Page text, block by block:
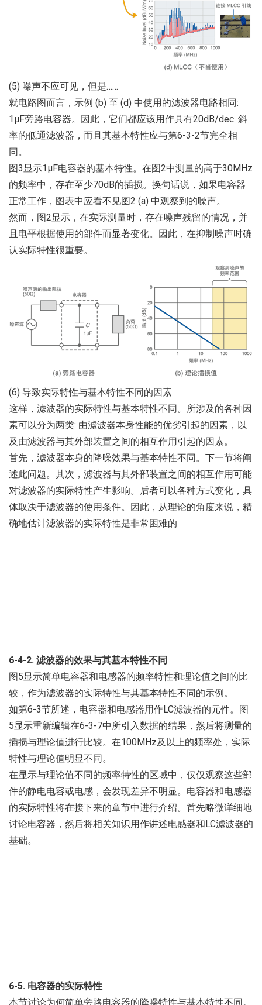
(5) 噪声不应可见，但是……
就电路图而言，示例 (b) 至 (d) 中使用的滤波器电路相同:
1μF旁路电容器。因此，它们都应该用作具有20dB/dec. 斜
率的低通滤波器，而且其基本特性应与第6-3-2节完全相
同。
图3显示1μF电容器的基本特性。在图2中测量的高于30MHz
的频率中，存在至少70dB的插损。换句话说，如果电容器
正常工作，图表中应看不见图2 (a) 中观察到的噪声。
然而，图2显示，在实际测量时，存在噪声残留的情况，并
且电平根据使用的部件而显著变化。因此，在抑制噪声时确
认实际特性很重要。
(6) 导致实际特性与基本特性不同的因素
这样，滤波器的实际特性与基本特性不同。所涉及的各种因
素可以分为两类: 由滤波器本身性能的优劣引起的因素，以
及由滤波器与其外部装置之间的相互作用引起的因素。
首先，滤波器本身的降噪效果与基本特性不同。下一节将阐
述此问题。其次，滤波器与其外部装置之间的相互作用可能
对滤波器的实际特性产生影响。后者可以各种方式变化，具
体取决于滤波器的使用条件。因此，从理论的角度来说，精
确地估计滤波器的实际特性是非常困难的
6-4-2. 滤波器的效果与其基本特性不同
图5显示简单电容器和电感器的频率特性和理论值之间的比
较，作为滤波器的实际特性与其基本特性不同的示例。
如第6-3节所述，电容器和电感器用作LC滤波器的元件。图
5显示重新编辑在6-3-7中所引入数据的结果，然后将测量的
插损与理论值进行比较。在100MHz及以上的频率处，实际
特性与理论值明显不同。
在显示与理论值不同的频率特性的区域中，仅仅观察这些部
件的静电电容或电感，会发现差异不明显。电容器和电感器
的实际特性将在接下来的章节中进行介绍。首先略微详细地
讨论电容器，然后将相关知识用作讲述电感器和LC滤波器的
基础。
6-5. 电容器的实际特性
本节讨论为何简单旁路电容器的降噪特性与基本特性不同。